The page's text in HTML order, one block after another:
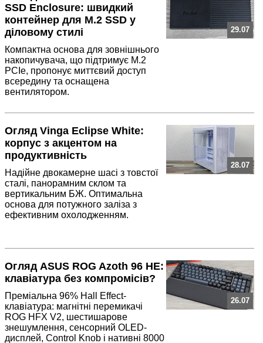
SSD Enclosure: швидкий
контейнер для M.2 SSD у
діловому стилі
Компактна основа для зовнішнього
накопичувача, що підтримує M.2
PCIe, пропонує миттєвий доступ
всередину та оснащена
вентилятором.
29.07
Огляд Vinga Eclipse White:
корпус з акцентом на
продуктивність
Надійне двокамерне шасі з товстої
сталі, панорамним склом та
вертикальним БЖ. Оптимальна
основа для потужного заліза з
ефективним охолодженням.
28.07
Огляд ASUS ROG Azoth 96 HE:
клавіатура без компромісів?
Преміальна 96% Hall Effect-
клавіатура: магнітні перемикачі
ROG HFX V2, шестишарове
знешумлення, сенсорний OLED-
дисплей, Control Knob і нативні 8000
26.07